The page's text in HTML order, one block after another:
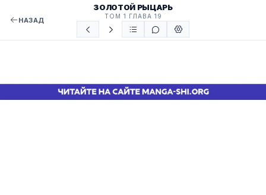
НАЗАД
ЗОЛОТОЙ РЫЦАРЬ
ТОМ 1 ГЛАВА 19